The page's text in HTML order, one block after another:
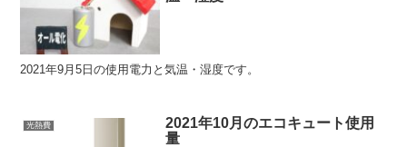
2021年9月5日の使用電力と気温・湿度です。
光熱費
2021年10月のエコキュート使用
量